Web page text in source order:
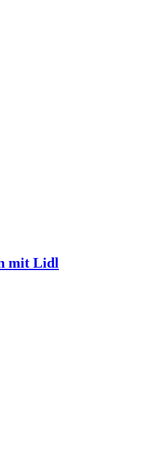
mit Lidl